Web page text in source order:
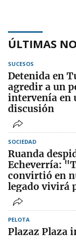
ÚLTIMAS
SUCESOS
Detenida en
agredir a un
intervenía en
discusión
SOCIEDAD
Ruanda
Echeverría:
convirtió en
legado vivirá
PELOTA
Plazaz Plaza